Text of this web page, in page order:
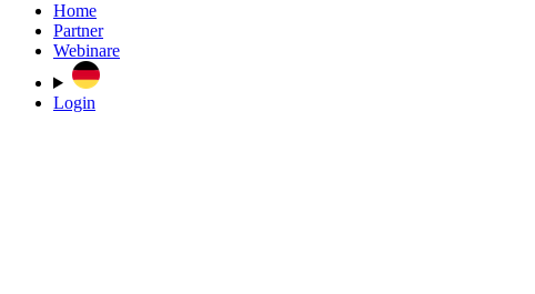
Home
Partner
Webinare
Login